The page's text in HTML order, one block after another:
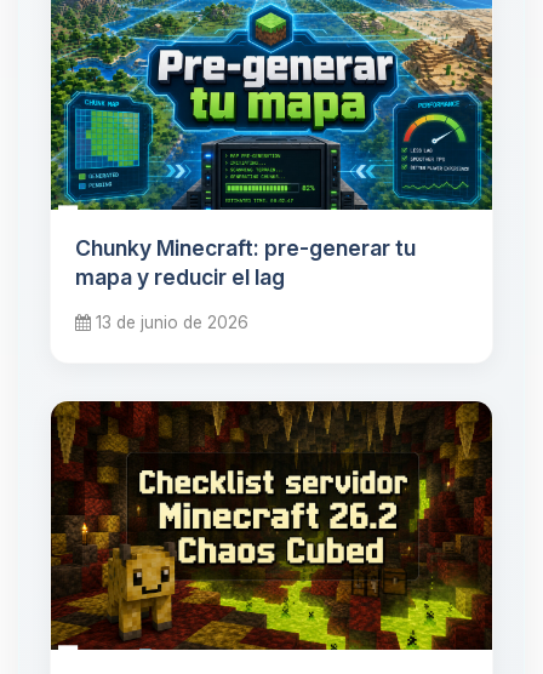
Chunky Minecraft: pre-generar tu
mapa y reducir el lag
13 de junio de 2026